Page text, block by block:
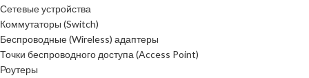
Сетевые устройства
Коммутаторы (Switch)
Беспроводные (Wireless) адаптеры
Точки беспроводного доступа (Access Point)
Роутеры